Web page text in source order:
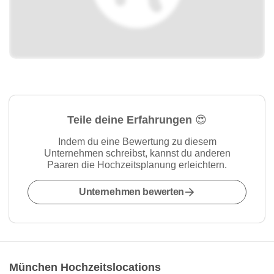
Teile deine Erfahrungen 😍
Indem du eine Bewertung zu diesem
Unternehmen schreibst, kannst du anderen
Paaren die Hochzeitsplanung erleichtern.
Unternehmen bewerten
München Hochzeitslocations